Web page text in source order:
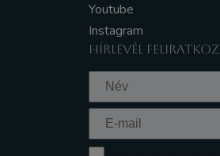
Youtube
Instagram
HÍRLEVÉL